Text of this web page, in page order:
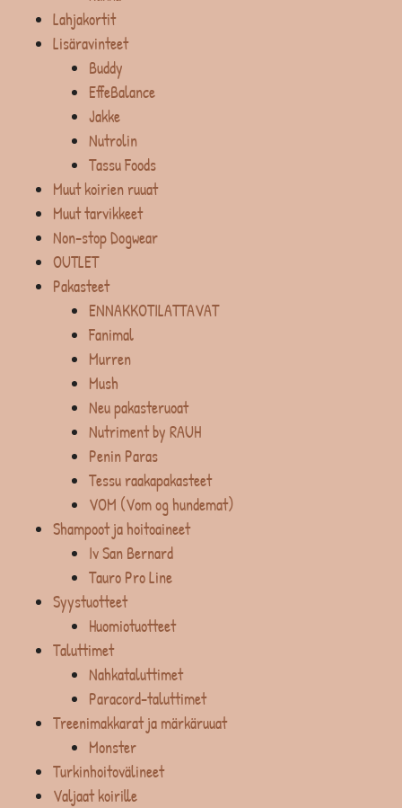
Lahjakortit
Lisäravinteet
Buddy
EffeBalance
Jakke
Nutrolin
Tassu Foods
Muut koirien ruuat
Muut tarvikkeet
Non-stop Dogwear
OUTLET
Pakasteet
ENNAKKOTILATTAVAT
Fanimal
Murren
Mush
Neu pakasteruoat
Nutriment by RAUH
Penin Paras
Tessu raakapakasteet
VOM (Vom og hundemat)
Shampoot ja hoitoaineet
Iv San Bernard
Tauro Pro Line
Syystuotteet
Huomiotuotteet
Taluttimet
Nahkataluttimet
Paracord-taluttimet
Treenimakkarat ja märkäruuat
Monster
Turkinhoitovälineet
Valjaat koirille